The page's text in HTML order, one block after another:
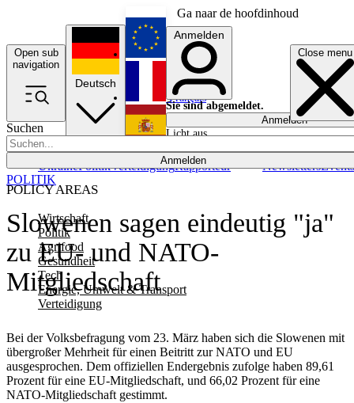
Ga naar de hoofdinhoud
Open sub
navigation
Close menu
Suchen
Anmelden
POLICY AREAS
Wirtschaft
Politik
Agrifood
Gesundheit
Tech
Energie, Umwelt & Transport
Verteidigung
UkrainePolitikVerteidigungRapporteur NewslettersEvents
Deutsch
English
Français
Anmelden
Sie sind abgemeldet.
Anmelden
Licht aus
Slowenen sagen eindeutig "ja"
zu EU- und NATO-
Mitgliedschaft
Bei der Volksbefragung vom 23. März haben sich die Slowenen mit
übergroßer Mehrheit für einen Beitritt zur NATO und EU
ausgesprochen. Dem offiziellen Endergebnis zufolge haben 89,61
Prozent für eine EU-Mitgliedschaft, und 66,02 Prozent für eine
NATO-Mitgliedschaft gestimmt.
POLITIK